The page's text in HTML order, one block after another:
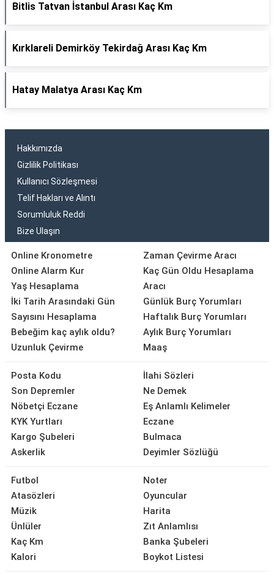
Bitlis Tatvan İstanbul Arası Kaç Km
Kırklareli Demirköy Tekirdağ Arası Kaç Km
Hatay Malatya Arası Kaç Km
Hakkımızda
Gizlilik Politikası
Kullanıcı Sözleşmesi
Telif Hakları ve Alıntı
Sorumluluk Reddi
Bize Ulaşın
Online Kronometre
Online Alarm Kur
Yaş Hesaplama
İki Tarih Arasındaki Gün
Sayısını Hesaplama
Bebeğim kaç aylık oldu?
Uzunluk Çevirme
Zaman Çevirme Aracı
Kaç Gün Oldu Hesaplama
Aracı
Günlük Burç Yorumları
Haftalık Burç Yorumları
Aylık Burç Yorumları
Maaş
Posta Kodu
Son Depremler
Nöbetçi Eczane
KYK Yurtları
Kargo Şubeleri
Askerlik
İlahi Sözleri
Ne Demek
Eş Anlamlı Kelimeler
Eczane
Bulmaca
Deyimler Sözlüğü
Futbol
Atasözleri
Müzik
Ünlüler
Kaç Km
Kalori
Noter
Oyuncular
Harita
Zıt Anlamlısı
Banka Şubeleri
Boykot Listesi